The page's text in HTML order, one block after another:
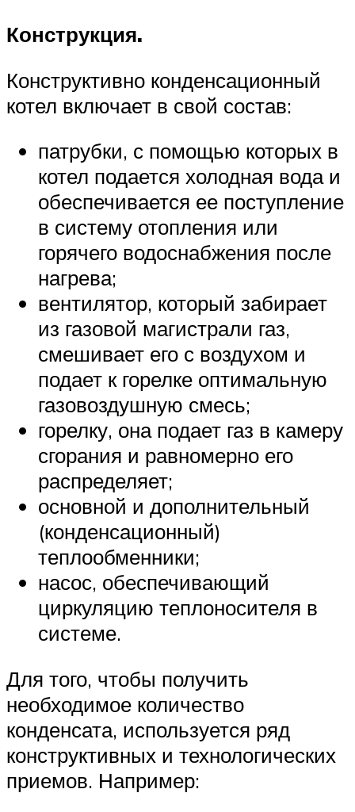
Конструкция.
Конструктивно конденсационный
котел включает в свой состав:
патрубки, с помощью которых в
котел подается холодная вода и
обеспечивается ее поступление
в систему отопления или
горячего водоснабжения после
нагрева;
вентилятор, который забирает
из газовой магистрали газ,
смешивает его с воздухом и
подает к горелке оптимальную
газовоздушную смесь;
горелку, она подает газ в камеру
сгорания и равномерно его
распределяет;
основной и дополнительный
(конденсационный)
теплообменники;
насос, обеспечивающий
циркуляцию теплоносителя в
системе.
Для того, чтобы получить
необходимое количество
конденсата, используется ряд
конструктивных и технологических
приемов. Например: